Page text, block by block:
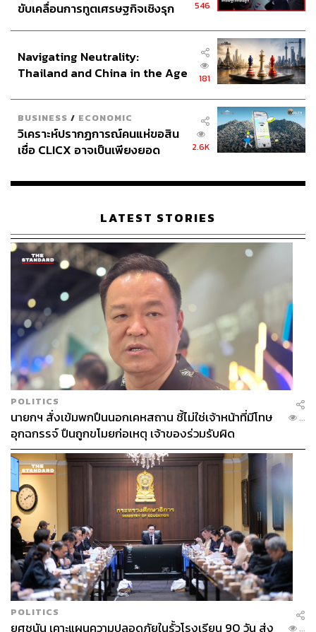
ขับเคลื่อนการทูตเศรษฐกิจเชิงรุก
546
Navigating Neutrality:
Thailand and China in the Age
181
BUSINESS / ECONOMIC
วิเคราะห์ปรากฏการณ์คนแห่ขอสิน
เชื่อ CLICX อาจเป็นเพียงยอด
เรือนไทยที่ถูกซุกไว้
2.6K
LATEST STORIES
POLITICS
นายกฯ สั่งเข้มพกปืนนอกเคหสถาน ชี้ไม่ใช่เจ้าหน้าที่มีโทษ
อุกฉกรรจ์ ปืนถูกขโมยก่อเหตุ เจ้าของร่วมรับผิด
...
POLITICS
ยศชนัน เคาะแผนความปลอดภัยในรั้วโรงเรียน 90 วัน ส่ง ...